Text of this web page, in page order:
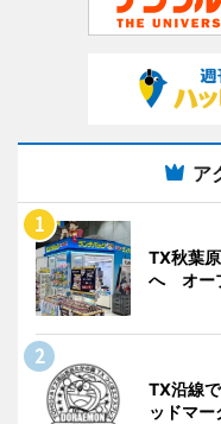
ア
TX秋葉
へ オー
TX沿線
ッドマー